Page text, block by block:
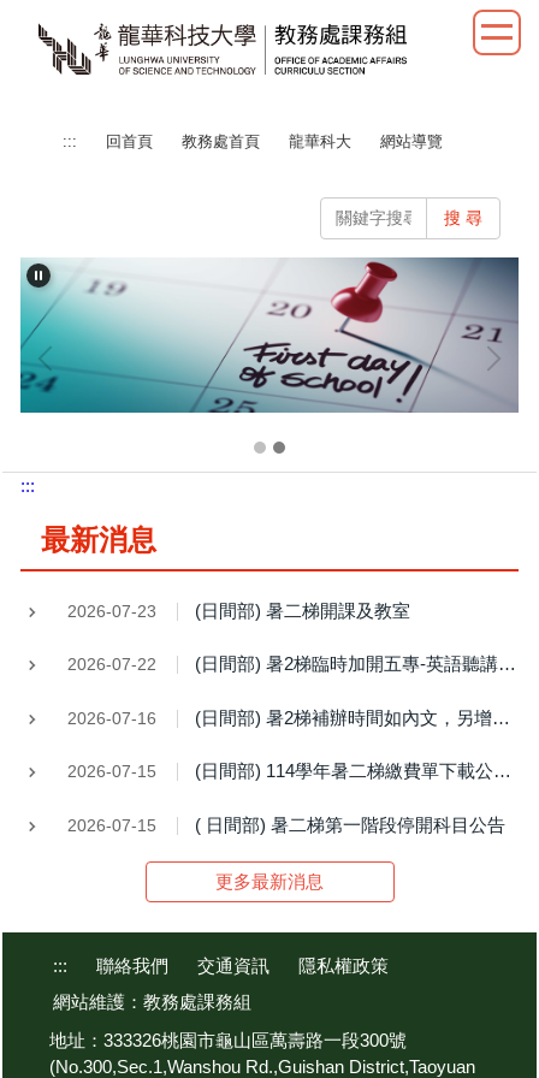
::: 回首頁 教務處首頁 龍華科大 網站導覽
搜 尋
:::
最新消息
2026-07-23 (日間部) 暑二梯開課及教室
2026-07-22 (日間部) 暑2梯臨時加開五專-英語聽講(IV)
2026-07-16 (日間部) 暑2梯補辦時間如內文，另增開 電子學實習(二)及 五專數學(VI)
2026-07-15 (日間部) 114學年暑二梯繳費單下載公告 (7/15-19繳費)
2026-07-15 ( 日間部) 暑二梯第一階段停開科目公告
更多最新消息
::: 聯絡我們 交通資訊
隱私權政策
網站維護：教務處課務組
地址：333326桃園市龜山區萬壽路一段300號
(No.300,Sec.1,Wanshou Rd.,Guishan District,Taoyuan